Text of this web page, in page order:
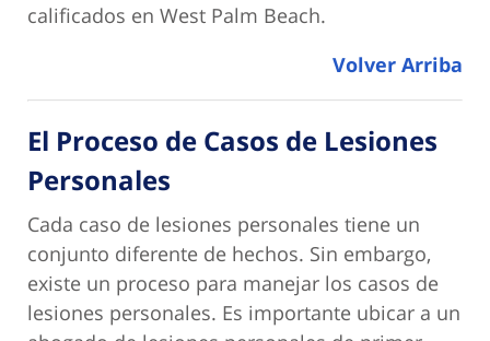
calificados en West Palm Beach.
Volver Arriba
El Proceso de Casos de Lesiones
Personales
Cada caso de lesiones personales tiene un
conjunto diferente de hechos. Sin embargo,
existe un proceso para manejar los casos de
lesiones personales. Es importante ubicar a un